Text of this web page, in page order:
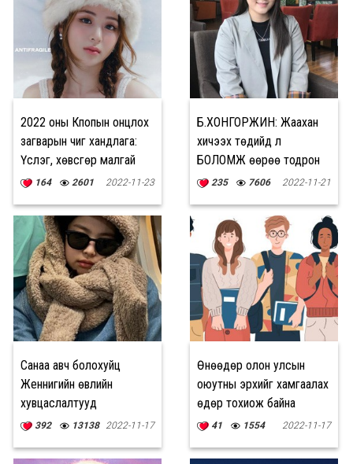
2022 оны Кпопын онцлох
загварын чиг хандлага:
Үслэг, хөвсгөр малгай
164 2601 2022-11-23
Б.ХОНГОРЖИН: Жаахан
хичээх төдийд л
БОЛОМЖ өөрөө тодрон
гарч ирдэг
235 7606 2022-11-21
Санаа авч болохуйц
Женнигийн өвлийн
хувцаслалтууд
392 13138 2022-11-17
Өнөөдөр олон улсын
оюутны эрхийг хамгаалах
өдөр тохиож байна
41 1554 2022-11-17